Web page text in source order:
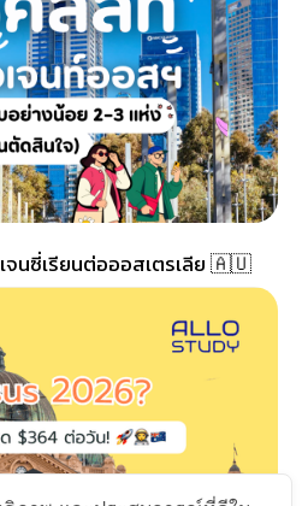
จนซี่เรียนต่อออสเตรเลีย 🇦🇺